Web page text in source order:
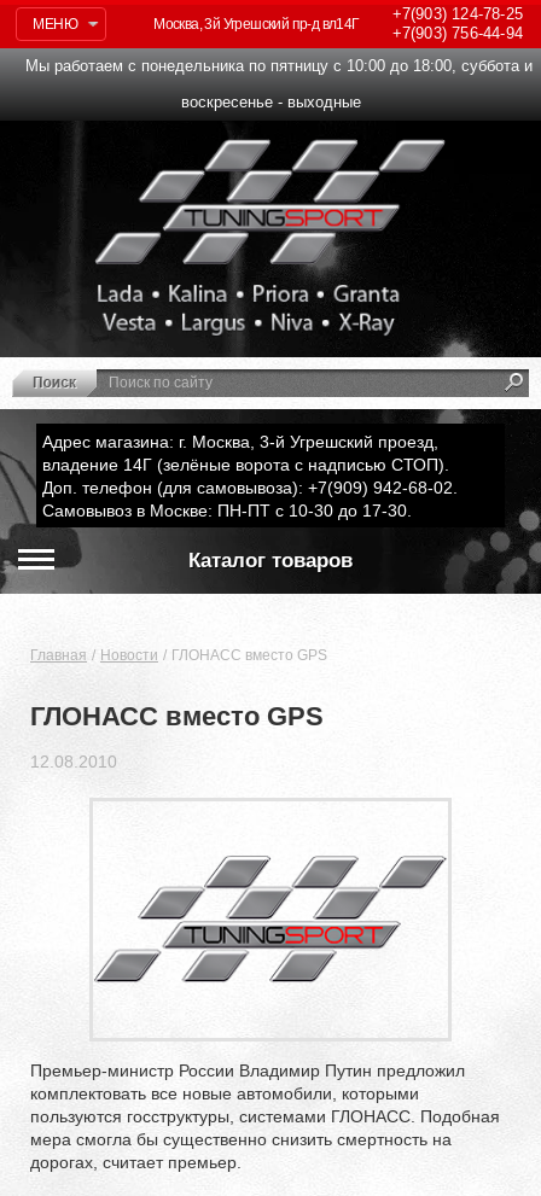
МЕНЮ
+7(903)124-78-25
+7(903)756-44-94
Москва, 3й Угрешский пр-д вл14Г
Мы работаем с понедельника по пятницу с 10:00 до 18:00, суббота и
воскресенье - выходные
Адрес магазина: г. Москва, 3-й Угрешский проезд,
владение 14Г (зелёные ворота с надписью СТОП).
Доп. телефон (для самовывоза): +7(909) 942-68-02.
Самовывоз в Москве: ПН-ПТ с 10-30 до 17-30.
Каталог товаров
Главная Новости ГЛОНАСС вместо GPS
ГЛОНАСС вместо GPS
12.08.2010
Премьер-министр России Владимир Путин предложил
комплектовать все новые автомобили, которыми
пользуются госструктуры, системами ГЛОНАСС. Подобная
мера смогла бы существенно снизить смертность на
дорогах, считает премьер.